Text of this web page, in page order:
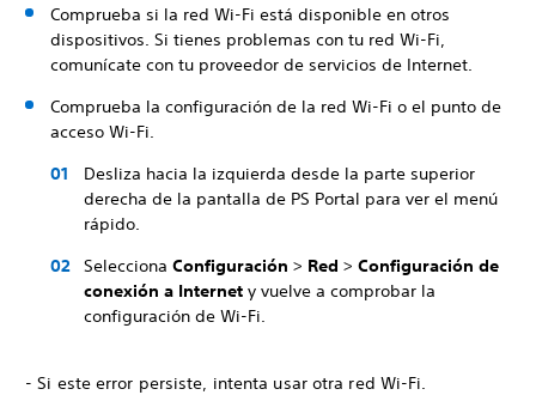
Comprueba si la red Wi-Fi está disponible en otros
dispositivos. Si tienes problemas con tu red Wi-Fi,
comunícate con tu proveedor de servicios de Internet.
Comprueba la configuración de la red Wi-Fi o el punto de
acceso Wi-Fi.
Desliza hacia la izquierda desde la parte superior
derecha de la pantalla de PS Portal para ver el menú
rápido.
Selecciona Configuración > Red > Configuración de
conexión a Internet y vuelve a comprobar la
configuración de Wi-Fi.
- Si este error persiste, intenta usar otra red Wi-Fi.